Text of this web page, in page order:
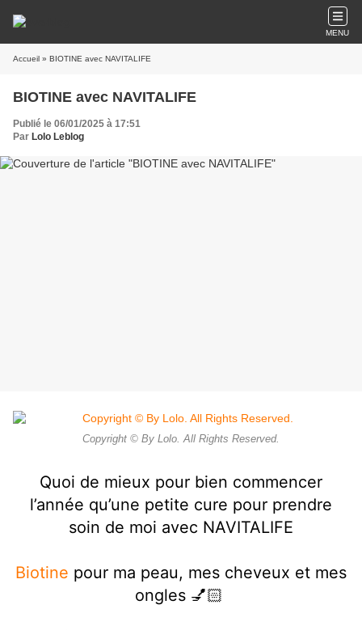
MENU
Accueil » BIOTINE avec NAVITALIFE
BIOTINE avec NAVITALIFE
Publié le 06/01/2025 à 17:51
Par Lolo Leblog
Copyright © By Lolo. All Rights Reserved.
Quoi de mieux pour bien commencer
l’année qu’une petite cure pour prendre
soin de moi avec NAVITALIFE
Biotine pour ma peau, mes cheveux et mes
ongles 💅🏻